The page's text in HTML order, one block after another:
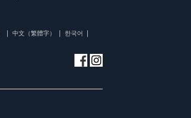
中文（繁體字）
한국어